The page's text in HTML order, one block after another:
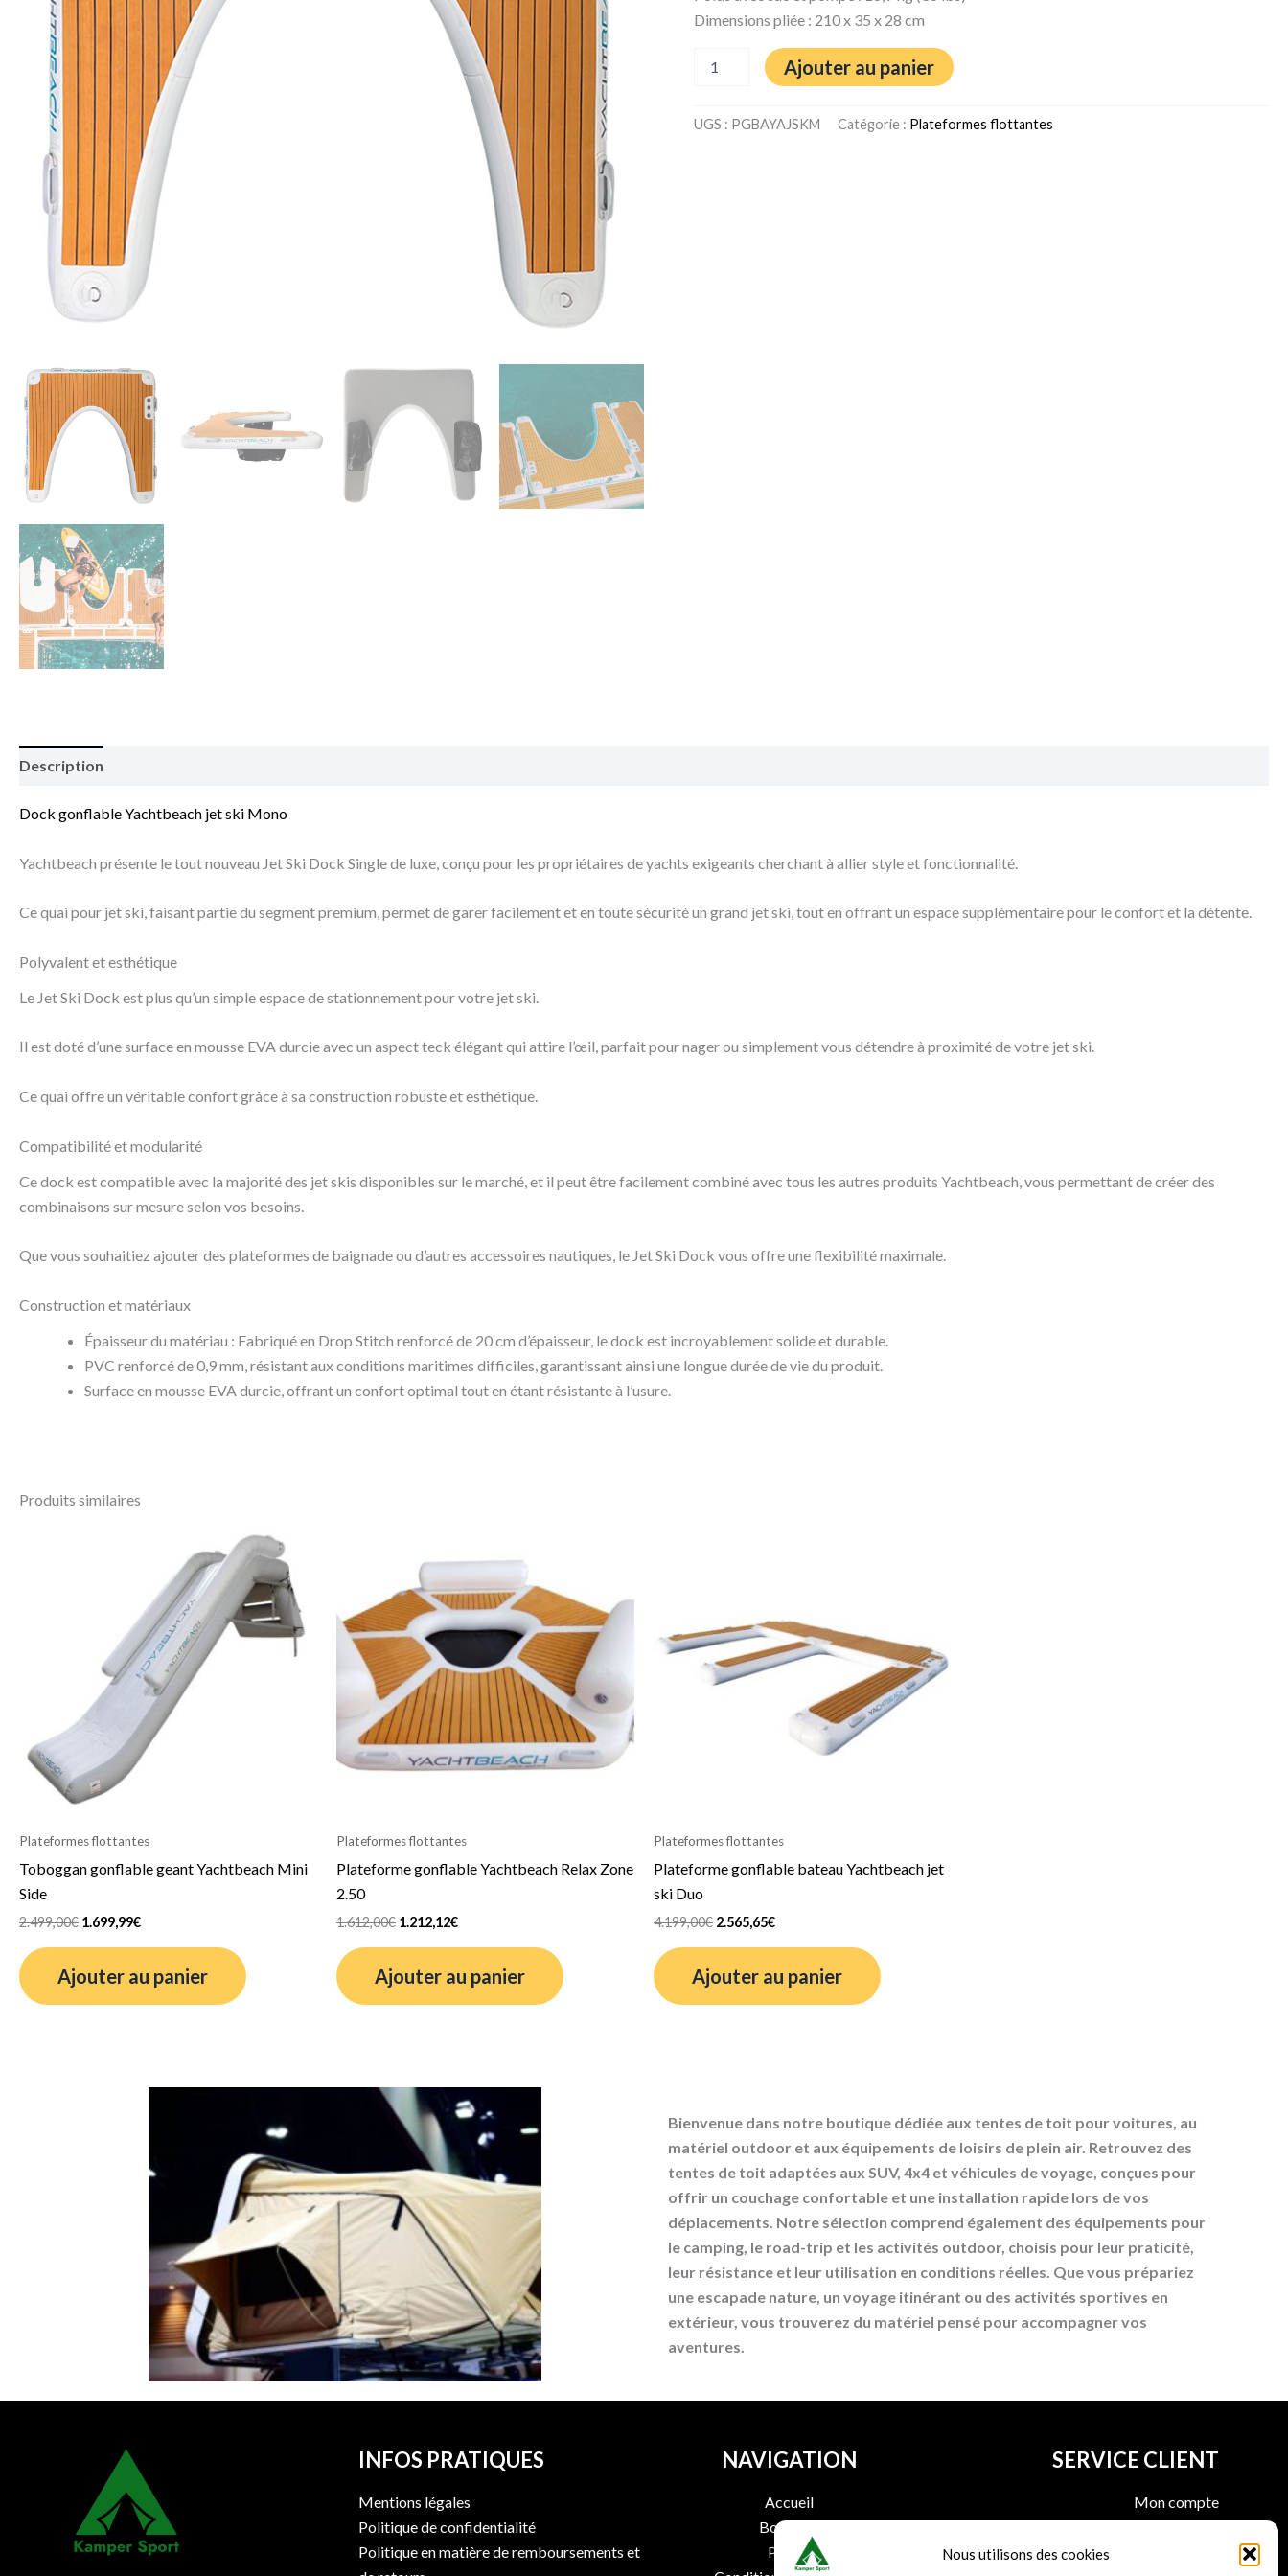
Nous utilisons des cookies
Dimensions pliée : 210 x 35 x 28 cm
Ajouter au panier
UGS : PGBAYAJSKM Catégorie : Plateformes flottantes
Description
Dock gonflable Yachtbeach jet ski Mono
Yachtbeach présente le tout nouveau Jet Ski Dock Single de luxe, conçu pour les propriétaires de yachts exigeants cherchant à allier style et fonctionnalité.
Ce quai pour jet ski, faisant partie du segment premium, permet de garer facilement et en toute sécurité un grand jet ski, tout en offrant un espace supplémentaire pour le confort et la détente.
Polyvalent et esthétique
Le Jet Ski Dock est plus qu’un simple espace de stationnement pour votre jet ski.
Il est doté d’une surface en mousse EVA durcie avec un aspect teck élégant qui attire l’œil, parfait pour nager ou simplement vous détendre à proximité de votre jet ski.
Ce quai offre un véritable confort grâce à sa construction robuste et esthétique.
Compatibilité et modularité
Ce dock est compatible avec la majorité des jet skis disponibles sur le marché, et il peut être facilement combiné avec tous les autres produits Yachtbeach, vous permettant de créer des
combinaisons sur mesure selon vos besoins.
Que vous souhaitiez ajouter des plateformes de baignade ou d’autres accessoires nautiques, le Jet Ski Dock vous offre une flexibilité maximale.
Construction et matériaux
Épaisseur du matériau : Fabriqué en Drop Stitch renforcé de 20 cm d’épaisseur, le dock est incroyablement solide et durable.
PVC renforcé de 0,9 mm, résistant aux conditions maritimes difficiles, garantissant ainsi une longue durée de vie du produit.
Surface en mousse EVA durcie, offrant un confort optimal tout en étant résistante à l’usure.
Produits similaires
Plateformes flottantes
Toboggan gonflable geant Yachtbeach Mini
Side
2.499,00€ 1.699,99€
actuel
est :
1.699,99€.
Ajouter au panier
Plateformes flottantes
Plateforme gonflable Yachtbeach Relax Zone
2.50
1.612,00€
initial
était :
1.612,00€.
1.212,12€
actuel
est :
1.212,12€.
Ajouter au panier
Plateformes flottantes
Plateforme gonflable bateau Yachtbeach jet
ski Duo
4.199,00€ 2.565,65€
Ajouter au panier
Bienvenue dans notre boutique dédiée aux tentes de toit pour voitures, au
matériel outdoor et aux équipements de loisirs de plein air. Retrouvez des
tentes de toit adaptées aux SUV, 4x4 et véhicules de voyage, conçues pour
offrir un couchage confortable et une installation rapide lors de vos
déplacements. Notre sélection comprend également des équipements pour
le camping, le road-trip et les activités outdoor, choisis pour leur praticité,
leur résistance et leur utilisation en conditions réelles. Que vous prépariez
une escapade nature, un voyage itinérant ou des activités sportives en
extérieur, vous trouverez du matériel pensé pour accompagner vos
aventures.
INFOS PRATIQUES
Mentions légales
Politique de confidentialité
Politique en matière de remboursements et
NAVIGATION
Accueil
Boutique
Panier
SERVICE CLIENT
Mon compte
Suivre ma commande
Avis clients Kamper sport